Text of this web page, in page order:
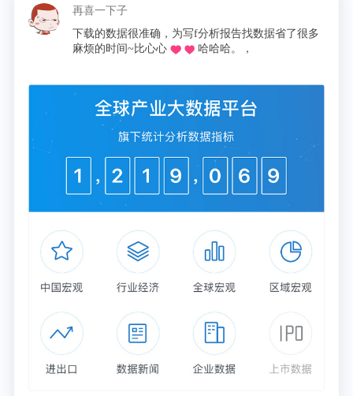
相较以往，2020年许家印、李嘉诚、李兆基位列全球
富豪前50、全国前5的风光无限来说，到了2021年，
这也是记录以来，首次出现房地产企业家没有进入中
国前十的情况——中国房地产造福的神话，似乎在
2021年开始终结。
这不是一场毫无征兆的“告别”。在去年10月公布的胡
润百富中国榜中，早已显现出中国房地产“暮态”。
年来最大降幅，从2019年的14.8%下降到10.6%，这
是自1999年胡润百富榜诞生以来，第一次跌出前两，
变为第三。而回顾过去20年，中国房地产企业家的财
再喜一下子
下载的数据很准确，为写f分析报告找数据省了很多
麻烦的时间~比心心
哈哈哈。，